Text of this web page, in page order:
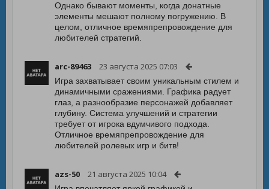
Однако бывают моменты, когда донатные
элементы мешают полному погружению. В
целом, отличное времяпрепровождение для
любителей стратегий.
arc-89463 23 августа 2025 07:03
Игра захватывает своим уникальным стилем и
динамичными сражениями. Графика радует
глаз, а разнообразие персонажей добавляет
глубину. Система улучшений и стратегии
требует от игрока вдумчивого подхода.
Отличное времяпрепровождение для
любителей ролевых игр и битв!
azs-50 21 августа 2025 10:04